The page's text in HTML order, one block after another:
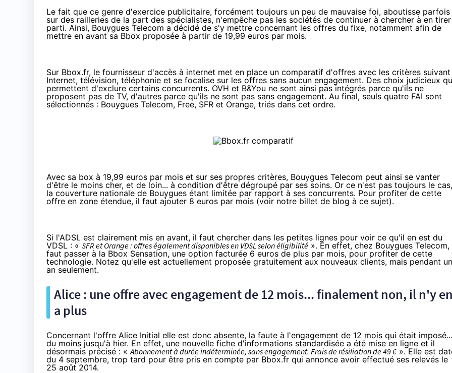
Le fait que ce genre d'exercice publicitaire, forcément toujours un peu de mauvaise foi, aboutisse parfois
sur des railleries de la part des spécialistes, n'empêche pas les sociétés de continuer à chercher à en tirer
parti. Ainsi, Bouygues Telecom a décidé de s'y mettre concernant les offres du fixe, notamment afin de
mettre en avant sa Bbox proposée à partir de 19,99 euros par mois.
Sur Bbox.fr, le fournisseur d'accès à internet met en place un comparatif d'offres avec les critères suivant
Internet, télévision, téléphonie et se focalise sur les offres sans aucun engagement. Des choix judicieux
permettent d'exclure certains concurrents. OVH et B&You ne sont ainsi pas intégrés parce qu'ils ne
proposent pas de TV, d'autres parce qu'ils ne sont pas sans engagement. Au final, seuls quatre FAI sont
sélectionnés : Bouygues Telecom, Free, SFR et Orange, triés dans cet ordre.
Avec sa box à 19,99 euros par mois et sur ses propres critères, Bouygues Telecom peut ainsi se vanter
d'être le moins cher, et de loin... à condition d'être dégroupé par ses soins. Or ce n'est pas toujours le cas,
la couverture nationale de Bouygues étant limitée par rapport à ses concurrents. Pour profiter de cette
offre en zone étendue, il faut ajouter 8 euros par mois (voir notre billet de blog à ce sujet).
Si l'ADSL est clairement mis en avant, il faut chercher dans les petites lignes pour voir ce qu'il en est du
VDSL : « SFRetOrange: offres également disponibles en VDSL selon éligibilité ». En effet, chez Bouygues Telecom,
faut passer à la Bbox Sensation, une option facturée 6 euros de plus par mois, pour profiter de cette
technologie. Notez qu'elle est actuellement proposée gratuitement aux nouveaux clients, mais pendant un
an seulement.
Alice : une offre avec engagement de 12 mois... finalement non, il n'y
a plus
Concernant l'offre Alice Initial elle est donc absente, la faute à l'engagement de 12 mois qui était imposé...
du moins jusqu'à hier. En effet, une nouvelle fiche d'informations standardisée a été mise en ligne et il
désormais précisé : «Abonnement à durée indéterminée, sans engagement. Frais de résiliation de 49 € ». Elle est
du 4 septembre, trop tard pour être pris en compte par Bbox.fr qui annonce avoir effectué ses relevés le
25 août 2014.